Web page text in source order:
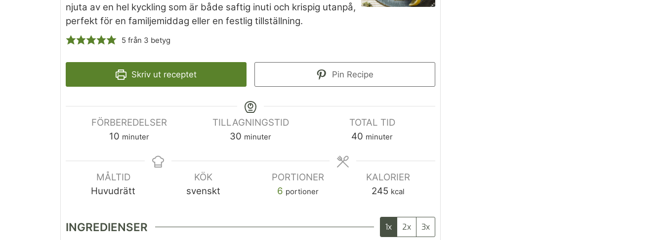
njuta av en hel kyckling som är både saftig inuti och krispig utanpå,
perfekt för en familjemiddag eller en festlig tillställning.
5 från 3 betyg
Skriv ut receptet Pin Recipe
FÖRBEREDELSER
10 minuter
TILLAGNINGSTID
30 minuter
TOTAL TID
40 minuter
MÅLTID
Huvudrätt
KÖK
svenskt
PORTIONER
6 portioner
KALORIER
245 kcal
INGREDIENSER 1x 2x 3x